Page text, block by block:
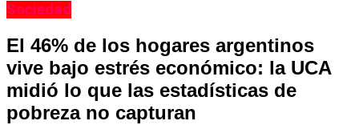
Sociedad
El 46% de los hogares argentinos
vive bajo estrés económico: la UCA
midió lo que las estadísticas de
pobreza no capturan